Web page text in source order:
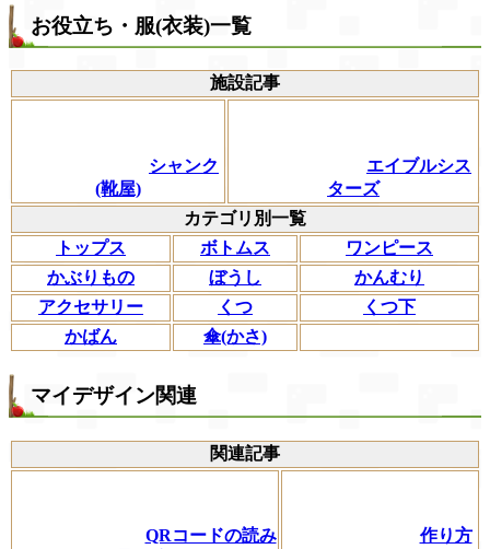
お役立ち・服(衣装)一覧
施設記事
シャンク
(靴屋)
エイブルシス
ターズ
カテゴリ別一覧
トップス
ボトムス
ワンピース
かぶりもの
ぼうし
かんむり
アクセサリー
くつ
くつ下
かばん
傘(かさ)
マイデザイン関連
関連記事
QRコードの読み
作り方